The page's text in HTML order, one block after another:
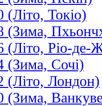
(Літо, Токіо)
(Зима,
(Літо, Ріо-де-
(Зима, Сочі)
(Літо, Лондон)
(Зима,